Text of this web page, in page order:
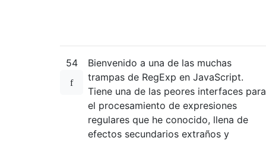
54
Bienvenido a una de las muchas
trampas de RegExp en JavaScript.
Tiene una de las peores interfaces para
el procesamiento de expresiones
regulares que he conocido, llena de
efectos secundarios extraños y